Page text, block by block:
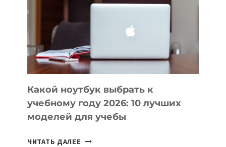
ПОМОГАЮТ
СОЗДАВАТЬ
БЕЗ
СЛОЖНОГО
КОДА
Какой ноутбук выбрать к
учебному году 2026: 10 лучших
моделей для учебы
ЧИТАТЬ ДАЛЕЕ КАКОЙ